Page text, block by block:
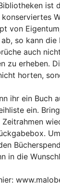
ist
von
so kann die
auch
zu erheben.
horten,
ihr ein Buch
ein.
Zeitrahmen
in die